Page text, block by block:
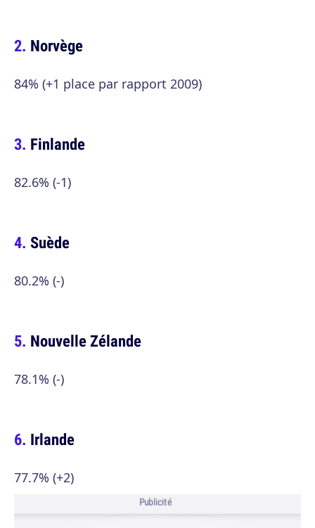
Norvège
84% (+1 place par rapport 2009)
Finlande
82.6% (-1)
Suède
80.2% (-)
Nouvelle Zélande
78.1% (-)
Irlande
77.7% (+2)
Publicité